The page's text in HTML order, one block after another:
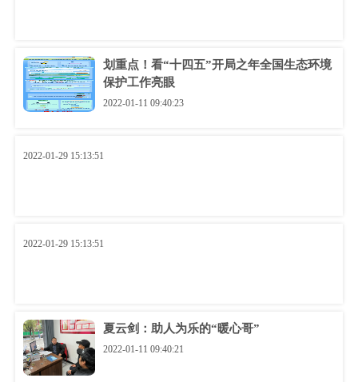
划重点！看“十四五”开局之年全国生态环境
保护工作亮眼
2022-01-11 09:40:23
2022-01-29 15:13:51
2022-01-29 15:13:51
夏云剑：助人为乐的“暖心哥”
2022-01-11 09:40:21